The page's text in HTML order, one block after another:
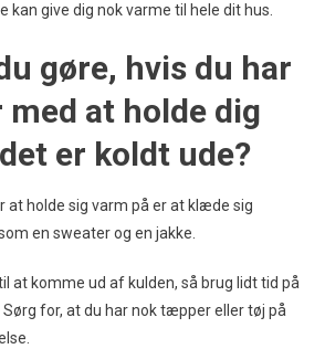
kan give dig nok varme til hele dit hus.
gøre, hvis du har
at holde dig
er koldt ude?
at holde sig varm på er at klæde sig
en sweater og en jakke.
at komme ud af kulden, så brug lidt tid på
for, at du har nok tæpper eller tøj på